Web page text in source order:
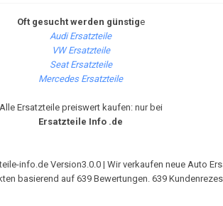
Oft gesucht werden günstige
Audi Ersatzteile
VW Ersatzteile
Seat Ersatzteile
Mercedes Ersatzteile
Alle Ersatzteile preiswert kaufen: nur bei
Ersatzteile Info .de
info.de Version3.0.0 | Wir verkaufen neue Auto
basierend auf 639 Bewertungen. 639